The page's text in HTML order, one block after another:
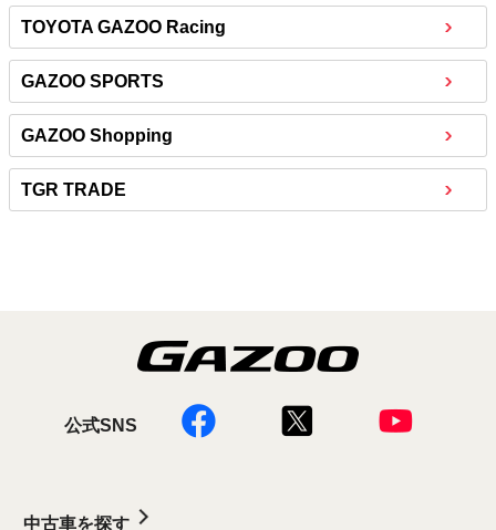
TOYOTA GAZOO Racing
GAZOO SPORTS
GAZOO Shopping
TGR TRADE
公式SNS
中古車を探す